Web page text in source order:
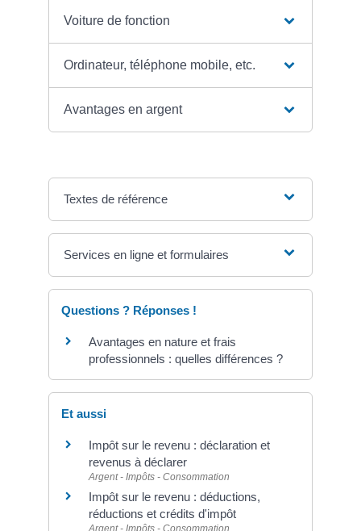
Voiture de fonction
Ordinateur, téléphone mobile, etc.
Avantages en argent
Textes de référence
Services en ligne et formulaires
Questions ? Réponses !
Avantages en nature et frais
professionnels : quelles différences ?
Et aussi
Impôt sur le revenu : déclaration et
revenus à déclarer
Argent - Impôts - Consommation
Impôt sur le revenu : déductions,
réductions et crédits d'impôt
Argent - Impôts - Consommation